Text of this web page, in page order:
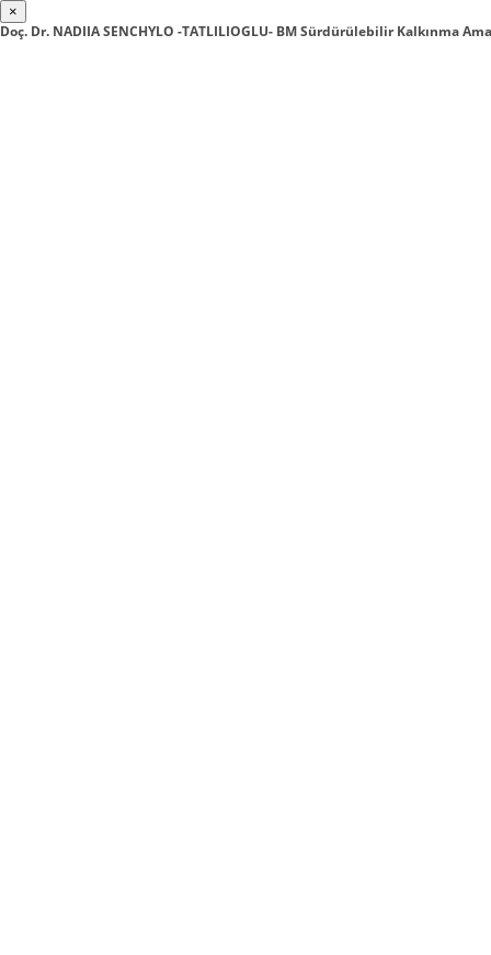
×
Doç. Dr. NADIIA SENCHYLO -TATLILIOGLU- BM Sürdürülebilir Kalkınma